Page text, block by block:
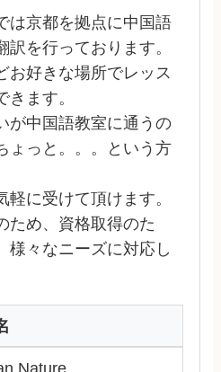
は京都を拠点に中国語
を行っております。
お好きな場所でレッス
きます。
が中国語教室に通うの
ょっと。。。という方
軽に受けて頂けます。
ため、資格取得のた
様々なニーズに対応し